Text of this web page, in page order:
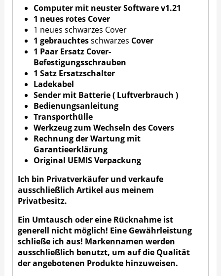
Computer mit neuster Software v1.21
1 neues rotes Cover
1 neues schwarzes Cover
1 gebrauchtesschwarzes Cover
1 Paar Ersatz Cover-
Befestigungsschrauben
1 Satz Ersatzschalter
Ladekabel
Sender mit Batterie ( Luftverbrauch )
Bedienungsanleitung
Transporthülle
Werkzeug zum Wechseln des Covers
Rechnung der Wartung mit
Garantieerklärung
Original UEMIS Verpackung
Ich bin Privatverkäufer und verkaufe
ausschließlich Artikel aus meinem
Privatbesitz.
Ein Umtausch oder eine Rücknahme ist
generell nicht möglich! Eine Gewährleistung
schließe ich aus! Markennamen werden
ausschließlich benutzt, um auf die Qualität
der angebotenen Produkte hinzuweisen.